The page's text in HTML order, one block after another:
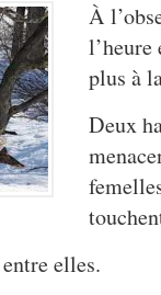
À
l’heure
plus à
Deux
elles.